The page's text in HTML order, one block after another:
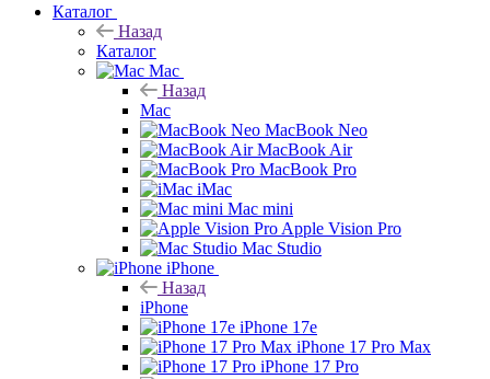
Каталог
Назад
Каталог
Mac
Назад
Mac
MacBook Neo
MacBook Air
MacBook Pro
iMac
Mac mini
Apple Vision Pro
Mac Studio
iPhone
Назад
iPhone
iPhone 17e
iPhone 17 Pro Max
iPhone 17 Pro